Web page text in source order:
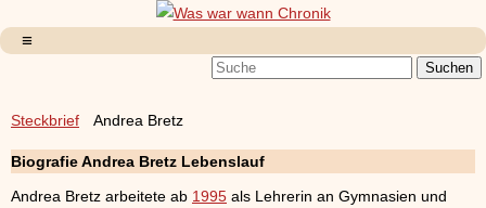
Steckbrief Andrea Bretz
Biografie Andrea Bretz Lebenslauf
Andrea Bretz arbeitete ab 1995 als Lehrerin an Gymnasien und